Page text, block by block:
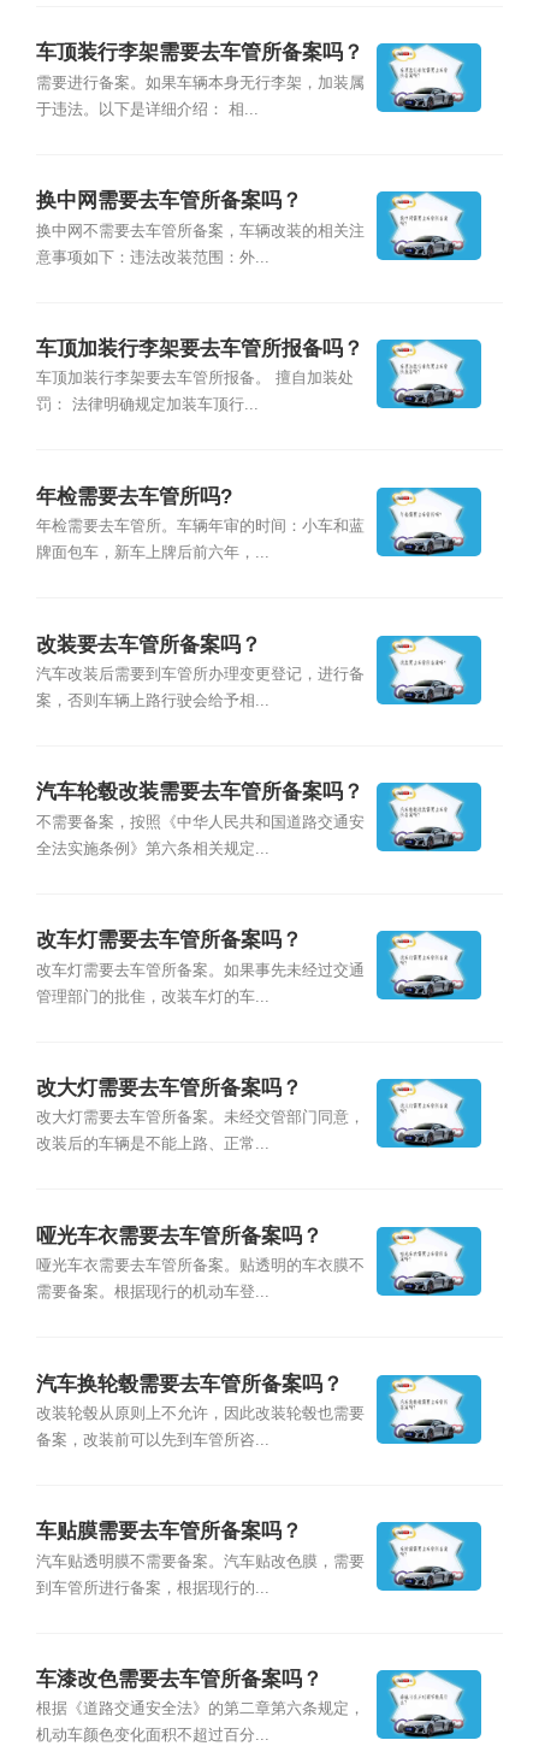
车顶装行李架需要去车管所备案吗？
需要进行备案。如果车辆本身无行李架，加装属
于违法。以下是详细介绍： 相...
换中网需要去车管所备案吗？
换中网不需要去车管所备案，车辆改装的相关注
意事项如下：违法改装范围：外...
车顶加装行李架要去车管所报备吗？
车顶加装行李架要去车管所报备。 擅自加装处
罚： 法律明确规定加装车顶行...
年检需要去车管所吗?
年检需要去车管所。车辆年审的时间：小车和蓝
牌面包车，新车上牌后前六年，...
改装要去车管所备案吗？
汽车改装后需要到车管所办理变更登记，进行备
案，否则车辆上路行驶会给予相...
汽车轮毂改装需要去车管所备案吗？
不需要备案，按照《中华人民共和国道路交通安
全法实施条例》第六条相关规定...
改车灯需要去车管所备案吗？
改车灯需要去车管所备案。如果事先未经过交通
管理部门的批隹，改装车灯的车...
改大灯需要去车管所备案吗？
改大灯需要去车管所备案。未经交管部门同意，
改装后的车辆是不能上路、正常...
哑光车衣需要去车管所备案吗？
哑光车衣需要去车管所备案。贴透明的车衣膜不
需要备案。根据现行的机动车登...
汽车换轮毂需要去车管所备案吗？
改装轮毂从原则上不允许，因此改装轮毂也需要
备案，改装前可以先到车管所咨...
车贴膜需要去车管所备案吗？
汽车贴透明膜不需要备案。汽车贴改色膜，需要
到车管所进行备案，根据现行的...
车漆改色需要去车管所备案吗？
根据《道路交通安全法》的第二章第六条规定，
机动车颜色变化面积不超过百分...